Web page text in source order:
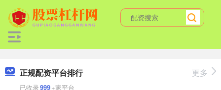
正规配资平台排行
已收录999+家平台
更多